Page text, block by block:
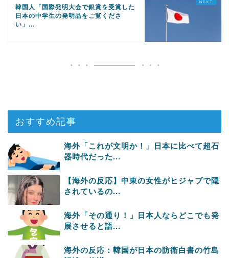
韓国人「国際発明大会で銀賞を受賞した
日本の中学生の発明品をご覧くださ
い」...
おすすめ記事
海外「これが文明か！」日本に比べて超石
器時代だった...
【海外の反応】中東の女性がヒジャブで隠
されているの...
海外「その通り！」日本人ならどこでも発
展させると語...
海外の反応：韓国が日本の防衛白書の竹島